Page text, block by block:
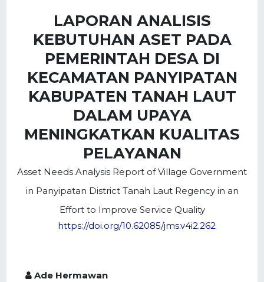
LAPORAN ANALISIS
KEBUTUHAN ASET PADA
PEMERINTAH DESA DI
KECAMATAN PANYIPATAN
KABUPATEN TANAH LAUT
DALAM UPAYA
MENINGKATKAN KUALITAS
PELAYANAN
Asset Needs Analysis Report of Village Government
in Panyipatan District Tanah Laut Regency in an
Effort to Improve Service Quality
https://doi.org/10.62085/jms.v4i2.262
Ade Hermawan